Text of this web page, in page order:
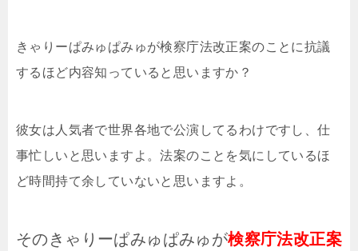
きゃりーぱみゅぱみゅが検察庁法改正案のことに抗議
するほど内容知っていると思いますか？
彼女は人気者で世界各地で公演してるわけですし、仕
事忙しいと思いますよ。法案のことを気にしているほ
ど時間持て余していないと思いますよ。
そのきゃりーぱみゅぱみゅが検察庁法改正案